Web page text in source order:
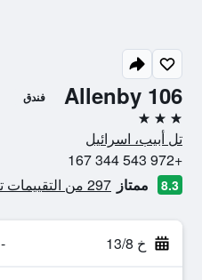
Allenby 106 فندق
3 نجوم
تل أبيب، اسرائيل
+972 543 344 167
8.3 ممتاز 297 من التقييمات تم التحقق منها
خ 13/8 -